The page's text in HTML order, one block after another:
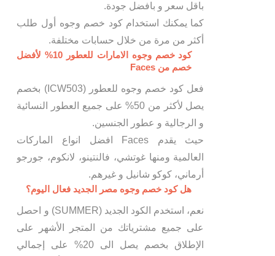
باقل سعر و بافضل جودة.
كما يمكنك استخدام كود خصم وجوه أول طلب
أكثر من مرة من خلال حسابات مختلفة.
كود خصم وجوه الامارات للعطور 10% لأفضل
خصم من Faces
فعل كود خصم وجوه للعطور (ICW503) بخصم
يصل لأكثر من 50% على جميع العطور النسائية
و الرجالية و عطور الجنسين.
حيث يقدم Faces افضل انواع الماركات
العالمية ومنها غوتشي، فالنتينو، لانكوم، جورجو
أرماني، كوكو شانيل و غيرهم.
هل كود خصم وجوه مصر الجديد فعال اليوم؟
نعم، استخدم الكود الجديد (SUMMER) و احصل
على جميع مشترياتك من المتجر الأشهر على
الإطلاق بخصم يصل الى 20% على إجمالي